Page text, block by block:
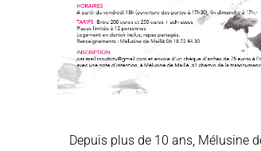
Depuis plus de 10 ans, Mélusine